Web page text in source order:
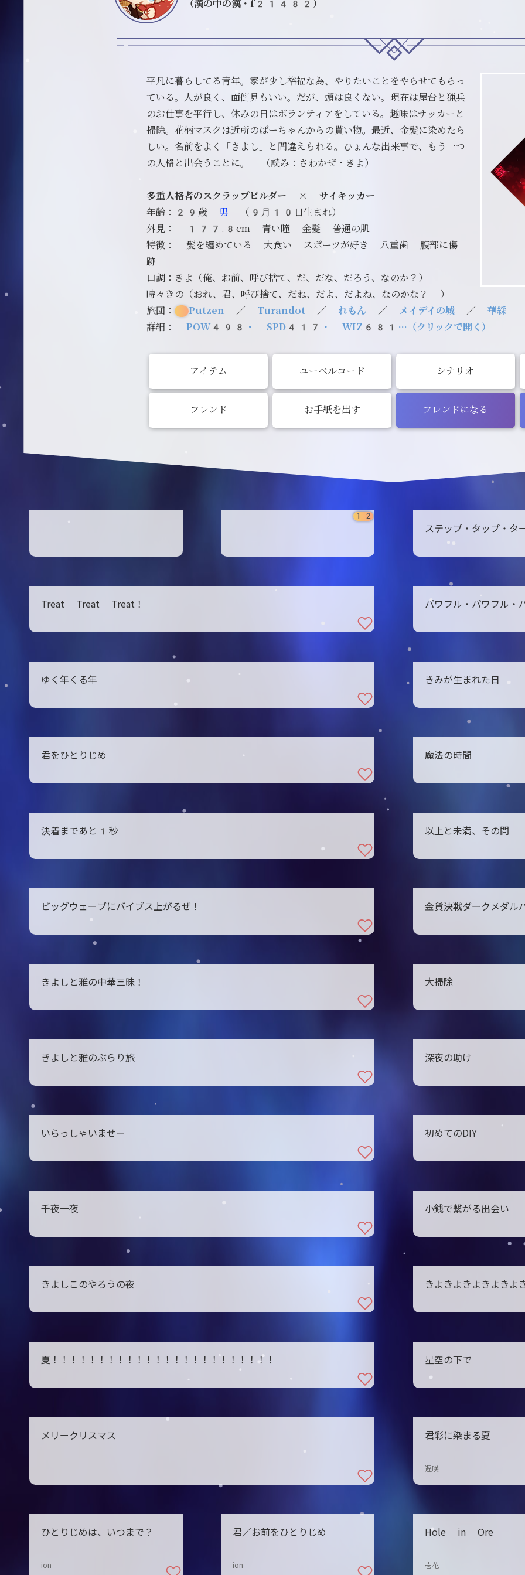
（漢の中の漢・f21482）
平凡に暮らしてる青年。家が少し裕福な為、やりたいことをやらせてもらっ
ている。人が良く、面倒見もいい。だが、頭は良くない。現在は屋台と猟兵
のお仕事を平行し、休みの日はボランティアをしている。趣味はサッカーと
掃除。花柄マスクは近所のばーちゃんからの貰い物。最近、金髪に染めたら
しい。名前をよく「きよし」と間違えられる。ひょんな出来事で、もう一つ
の人格と出会うことに。 （読み：さわかぜ・きよ）
多重人格者のスクラップビルダー × サイキッカー
年齢：29歳 男
（9月10日生まれ）
外見： 177.8cm 青い瞳 金髪 普通の肌
特徴： 髪を纏めている 大食い スポーツが好き 八重歯 腹部に傷
跡
口調：きよ（俺、お前、呼び捨て、だ、だな、だろう、なのか？）
時々きの（おれ、君、呼び捨て、だね、だよ、だよね、なのかな？ ）
旅団：
Putzen ／ Turandot ／ れもん ／ メイデイの城 ／華綵
詳細：POW498・ SPD417・ WIZ681…（クリックで開く）
アイテム ユーベルコード シナリオ
フレンド お手紙を出す フレンドになる
12
ステップ・タップ・タ
Treat Treat Treat！ パワフル・パワフル・
ゆく年くる年 きみが生まれた日
君をひとりじめ 魔法の時間
決着まであと1秒 以上と未満、その間
ビッグウェーブにバイブス上がるぜ！ 金貨決戦ダークメダル
きよしと雅の中華三昧！ 大掃除
きよしと雅のぶらり旅 深夜の助け
いらっしゃいませー 初めてのDIY
千夜一夜 小銭で繋がる出会い
きよしこのやろうの夜 きよきよきよきよきよ
夏 ！！！！！！！！！！！！！！！！！！！！！！！！ 星空の下で
メリークリスマス 君彩に染まる夏
遅咲
ひとりじめは、いつまで？
ion
君／お前をひとりじめ
ion
Hole in Ore
壱花